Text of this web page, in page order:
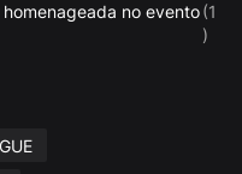
no evento(1
)